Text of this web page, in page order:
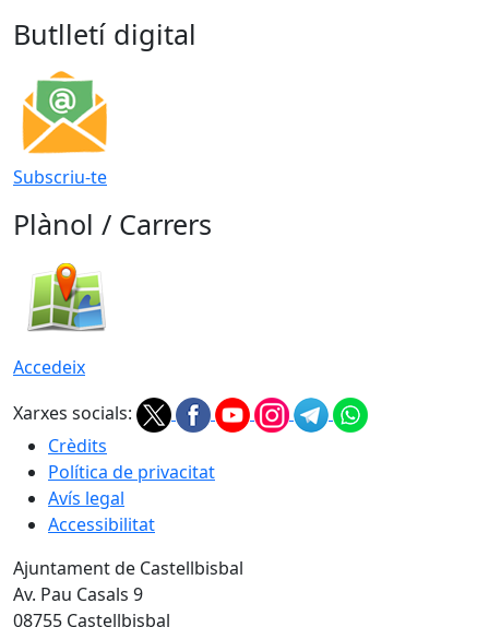
Butlletí digital
Subscriu-te
Plànol / Carrers
Accedeix
Xarxes socials:
Crèdits
Política de privacitat
Avís legal
Accessibilitat
Ajuntament de Castellbisbal
Av. Pau Casals 9
08755 Castellbisbal